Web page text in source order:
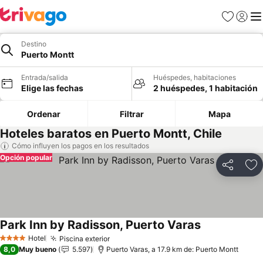
Favoritos
Iniciar
Destino
Puerto Montt
Entrada/salida
Elige las fechas
Huéspedes, habitaciones
2 huéspedes, 1 habitación
Ordenar Filtrar Mapa
Hoteles baratos en Puerto Montt, Chile
Cómo influyen los pagos en los resultados
Compartir
Opción popular
4 EstrellasHotel Piscina exterior
Park Inn by Radisson, Puerto Varas
8,0 Muy bueno 5.597 Puerto Varas, a 17.9 km de: Puerto Montt